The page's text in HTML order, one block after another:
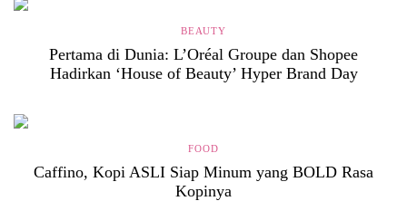
BEAUTY
Pertama di Dunia: L’Oréal Groupe dan Shopee
Hadirkan ‘House of Beauty’ Hyper Brand Day
FOOD
Caffino, Kopi ASLI Siap Minum yang BOLD Rasa
Kopinya